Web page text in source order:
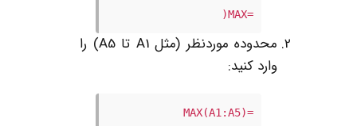
=MAX(
محدوده موردنظر (مثل A1 تا A5) را
وارد کنید:
=MAX(A1:A5)